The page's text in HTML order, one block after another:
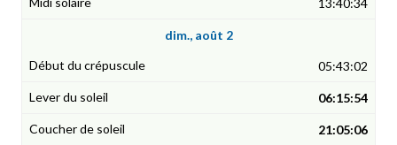
13:40:34
dim., août 2
05:43:02
06:15:54
21:05:06